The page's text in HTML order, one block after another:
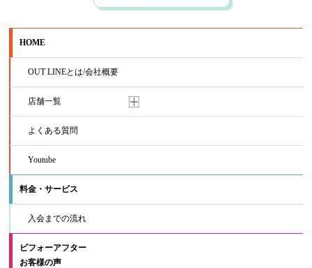
HOME
OUT LINEとは/会社概要
店舗一覧
よくある質問
Youtube
料金・サービス
入会までの流れ
ビフォーアフター
お客様の声